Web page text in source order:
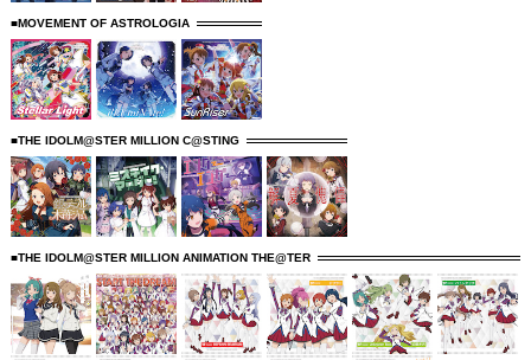
■MOVEMENT OF ASTROLOGIA
■THE IDOLM@STER MILLION C@STING
■THE IDOLM@STER MILLION ANIMATION THE@TER